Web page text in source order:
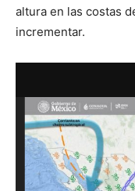
altura en las costas
incrementar.